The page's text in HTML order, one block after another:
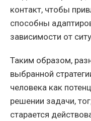
контакт, чтобы
способны
зависимости от
Таким образом,
выбранной
человека как
решении задачи,
старается